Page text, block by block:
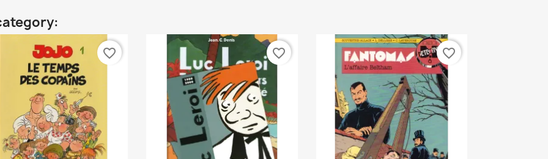
favorite_border favorite_border favorite_border